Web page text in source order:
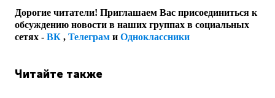
Дорогие читатели! Приглашаем Вас присоединиться к
обсуждению новости в наших группах в социальных
сетях - ВК , Телеграм и Одноклассники
Читайте также